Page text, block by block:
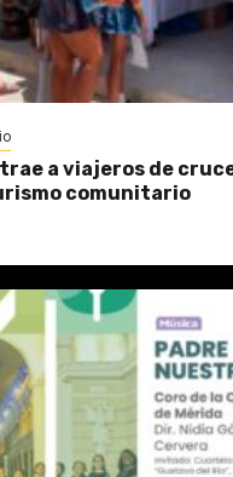
a viajeros de
comunitario